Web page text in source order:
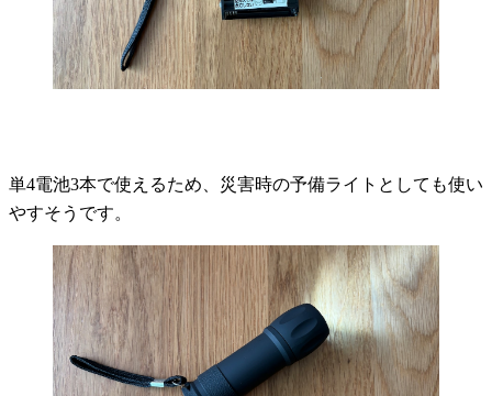
単4電池3本で使えるため、災害時の予備ライトとしても使い
やすそうです。